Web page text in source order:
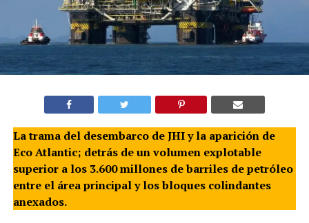
La trama del desembarco de JHI y la aparición de
Eco Atlantic; detrás de un volumen explotable
superior a los 3.600 millones de barriles de petróleo
entre el área principal y los bloques colindantes
anexados.